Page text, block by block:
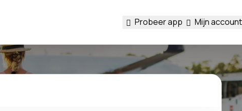
Probeer app Mijn account